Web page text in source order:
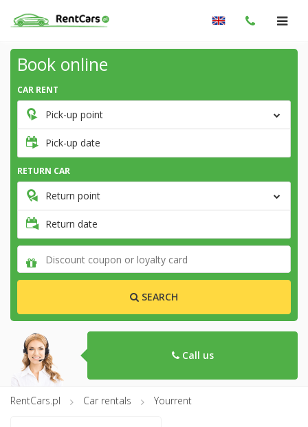
Book online
CAR RENT
Pick-up point
Pick-up date
RETURN CAR
Return point
Return date
SEARCH
Call us
RentCars.pl Car rentals Yourrent